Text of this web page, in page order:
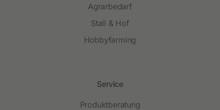
Agrarbedarf
Stall & Hof
Hobbyfarming
Service
Produktberatung